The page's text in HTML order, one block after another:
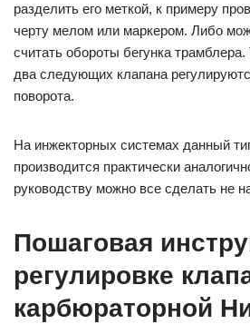
разделить его меткой, к примеру
черту мелом или маркером. Либо
считать обороты бегунка
два следующих клапана
поворота.
На инжекторных системах данный
производится практически
руководству можно все сделать не
Пошаговая
регулировке
карбюраторной